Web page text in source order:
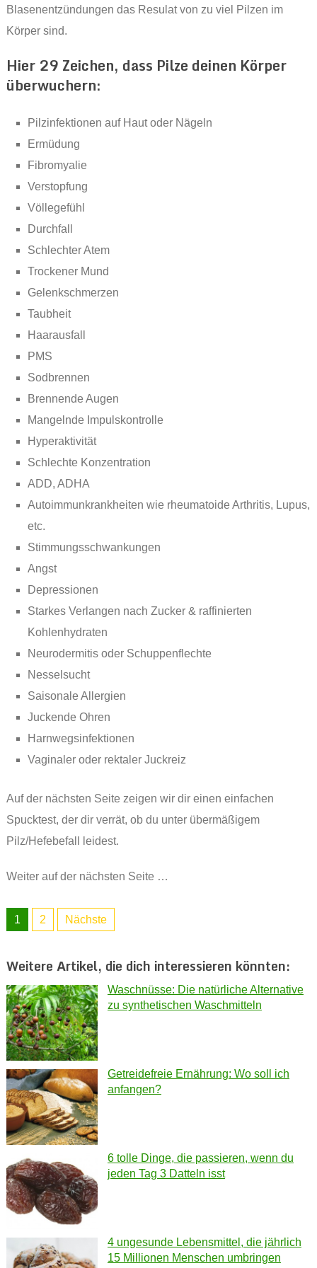
Blasenentzündungen das Resulat von zu viel Pilzen im
Körper sind.
Hier 29 Zeichen, dass Pilze deinen Körper
überwuchern:
Pilzinfektionen auf Haut oder Nägeln
Ermüdung
Fibromyalie
Verstopfung
Völlegefühl
Durchfall
Schlechter Atem
Trockener Mund
Gelenkschmerzen
Taubheit
Haarausfall
PMS
Sodbrennen
Brennende Augen
Mangelnde Impulskontrolle
Hyperaktivität
Schlechte Konzentration
ADD, ADHA
Autoimmunkrankheiten wie rheumatoide Arthritis, Lupus,
etc.
Stimmungsschwankungen
Angst
Depressionen
Starkes Verlangen nach Zucker & raffinierten
Kohlenhydraten
Neurodermitis oder Schuppenflechte
Nesselsucht
Saisonale Allergien
Juckende Ohren
Harnwegsinfektionen
Vaginaler oder rektaler Juckreiz
Auf der nächsten Seite zeigen wir dir einen einfachen
Spucktest, der dir verrät, ob du unter übermäßigem
Pilz/Hefebefall leidest.
Weiter auf der nächsten Seite …
1 2 Nächste
Weitere Artikel, die dich interessieren könnten:
Waschnüsse: Die natürliche Alternative
zu synthetischen Waschmitteln
Getreidefreie Ernährung: Wo soll ich
anfangen?
6 tolle Dinge, die passieren, wenn du
jeden Tag 3 Datteln isst
4 ungesunde Lebensmittel, die jährlich
15 Millionen Menschen umbringen